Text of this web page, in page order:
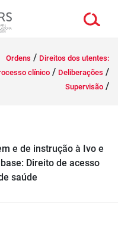
Ordens / Direitos dos utentes:
clínico / Deliberações /
Supervisão /
e de instrução à Ivo e
Direito de acesso
saúde